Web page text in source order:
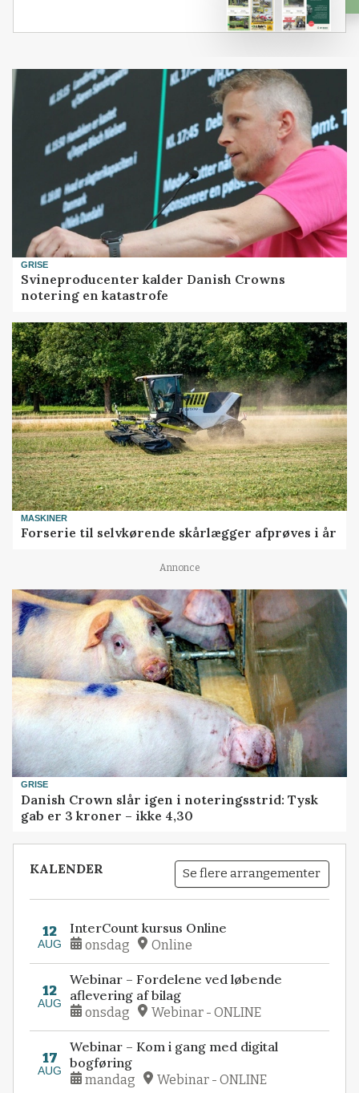
GRISE
Svineproducenter kalder Danish Crowns
notering en katastrofe
MASKINER
Forserie til selvkørende skårlægger afprøves i år
Annonce
GRISE
Danish Crown slår igen i noteringsstrid: Tysk
gab er 3 kroner – ikke 4,30
KALENDER Se flere arrangementer
12
AUG
InterCount kursus Online
onsdag Online
12
AUG
Webinar – Fordelene ved løbende
aflevering af bilag
onsdag Webinar - ONLINE
17
AUG
Webinar – Kom i gang med digital
bogføring
mandag Webinar - ONLINE